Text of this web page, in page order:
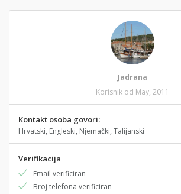
Jadrana
Korisnik od May, 2011
Kontakt osoba govori:
Hrvatski, Engleski, Njemački, Talijanski
Verifikacija
Email verificiran
Broj telefona verificiran